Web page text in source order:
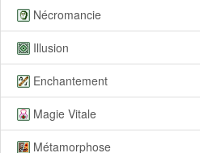
Nécromancie
Illusion
Enchantement
Magie Vitale
Métamorphose